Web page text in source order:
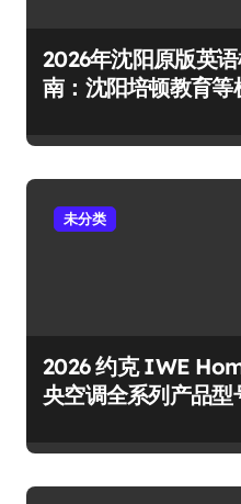
2026年沈阳原版英
南：沈阳培顿教育等
未分类
2026 约克 IWE
央空调全系列产品型